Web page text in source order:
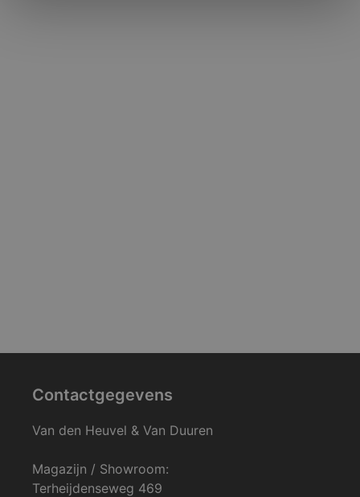
Contactgegevens
Van den Heuvel & Van Duuren
Magazijn / Showroom:
Terheijdenseweg 469